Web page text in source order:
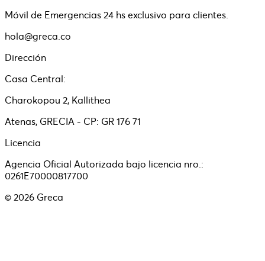
Móvil de Emergencias 24 hs exclusivo para clientes.
hola@greca.co
Dirección
Casa Central:
Charokopou 2, Kallithea
Atenas, GRECIA - CP: GR 176 71
Licencia
Agencia Oficial Autorizada bajo licencia nro.:
0261E70000817700
© 2026 Greca